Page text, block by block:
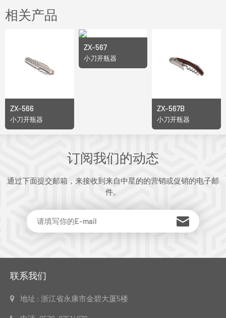
相关产品
ZX-566
小刀开瓶器
ZX-567
小刀开瓶器
ZX-567B
小刀开瓶器
订阅我们的动态
通过下面提交邮箱，来接收到来自中星的的营销或促销的电子邮
件。
联系我们
地址 : 浙江省永康市金碧大厦5楼